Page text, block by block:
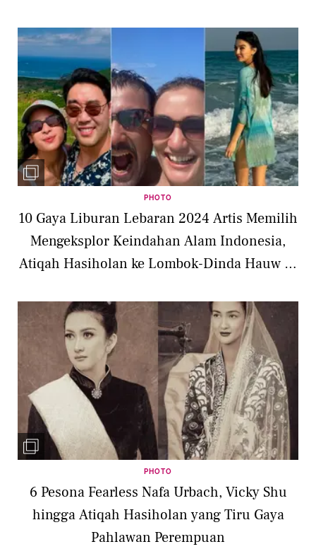
PHOTO
10 Gaya Liburan Lebaran 2024 Artis Memilih
Mengeksplor Keindahan Alam Indonesia,
Atiqah Hasiholan ke Lombok-Dinda Hauw ke
PHOTO
6 Pesona Fearless Nafa Urbach, Vicky Shu
hingga Atiqah Hasiholan yang Tiru Gaya
Pahlawan Perempuan